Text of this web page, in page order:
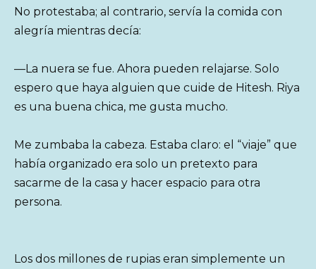
No protestaba; al contrario, servía la comida con
alegría mientras decía:
—La nuera se fue. Ahora pueden relajarse. Solo
espero que haya alguien que cuide de Hitesh. Riya
es una buena chica, me gusta mucho.
Me zumbaba la cabeza. Estaba claro: el “viaje” que
había organizado era solo un pretexto para
sacarme de la casa y hacer espacio para otra
persona.
Los dos millones de rupias eran simplemente un